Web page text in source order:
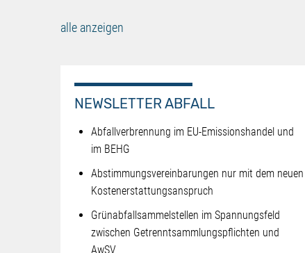
alle anzeigen
NEWSLETTER ABFALL
Abfallverbrennung im EU-Emissionshandel und
im BEHG
Abstimmungsvereinbarungen nur mit dem neuen
Kostenerstattungsanspruch
Grünabfallsammelstellen im Spannungsfeld
zwischen Getrenntsammlungspflichten und
AwSV